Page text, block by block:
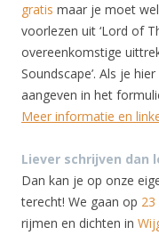
gratis maar je moet
voorlezen uit ‘Lord of
overeenkomstige
Soundscape’. Als je
aangeven in het
Meer informatie en
Liever schrijven dan
Dan kan je op onze
terecht! We gaan op
rijmen en dichten in